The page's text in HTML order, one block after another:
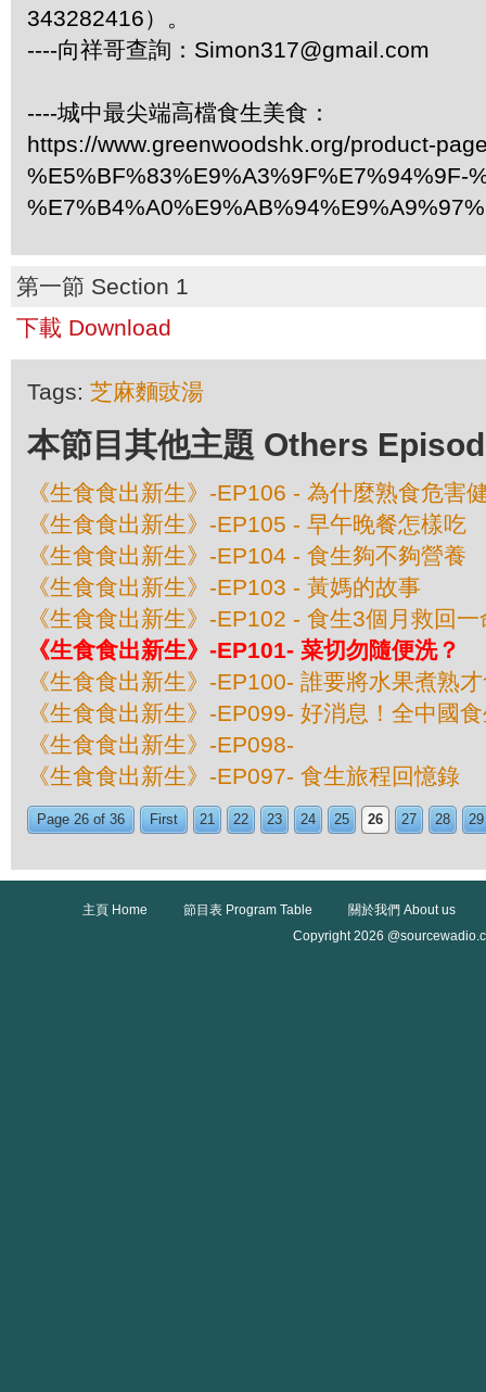
343282416）。
----向祥哥查詢： Simon317@gmail.com
----城中最尖端高檔食生美食：
https://www.greenwoodshk.org/product-
%E5%BF%83%E9%A3%9F%E7%94%9F-
第一節 Section 1
下載 Download
Tags: 芝麻麵豉湯
本節目其他主題 Others
《生食食出新生》-EP106 - 為什麼熟食危害
《生食食出新生》-EP105 - 早午晚餐怎樣吃
《生食食出新生》-EP104 - 食生夠不夠營養
《生食食出新生》-EP103 - 黃媽的故事
《生食食出新生》-EP102 - 食生3個月救回
《生食食出新生》-EP101- 菜切勿隨便洗？
《生食食出新生》-EP100- 誰要將水果煮熟
《生食食出新生》-EP099- 好消息！全中國
《生食食出新生》-EP098-
《生食食出新生》-EP097- 食生旅程回憶錄
Page 26 of 36 First 21 22 23 24 25 26 27 28 29
主頁 Home 節目表 Program Table
關於我們 About us
Copyright 2026